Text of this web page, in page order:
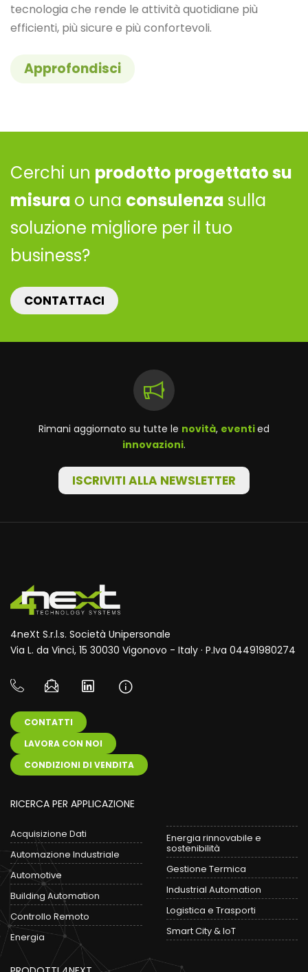
tecnologia che rende le attività quotidiane più
efficienti, più sicure e più confortevoli.
Approfondisci
Cerchi un prodotto progettato su
misura o una consulenza sulla
soluzione migliore per il tuo
business?
CONTATTACI
Rimani aggiornato su tutte le novità, eventied
innovazioni.
ISCRIVITI ALLA NEWSLETTER
4neXt S.r.l.s. Società Unipersonale
Via L. da Vinci, 15 30030 Vigonovo - Italy · P.Iva 04491980274
CONTATTI
LAVORA CON NOI
CONDIZIONI DI VENDITA
RICERCA PER APPLICAZIONE
Acquisizione Dati
Automazione Industriale
Automotive
Building Automation
Controllo Remoto
Energia
Energia rinnovabile e
sostenibilità
Gestione Termica
Industrial Automation
Logistica e Trasporti
Smart City & IoT